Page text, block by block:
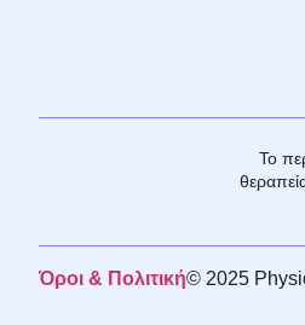
Το
Όροι & Πολιτική© 2025